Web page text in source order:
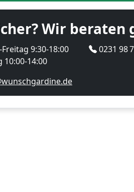
Wir beraten
9:30-18:00
10:00-14:00
0231 98